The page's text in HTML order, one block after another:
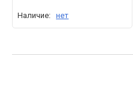
Наличие: нет